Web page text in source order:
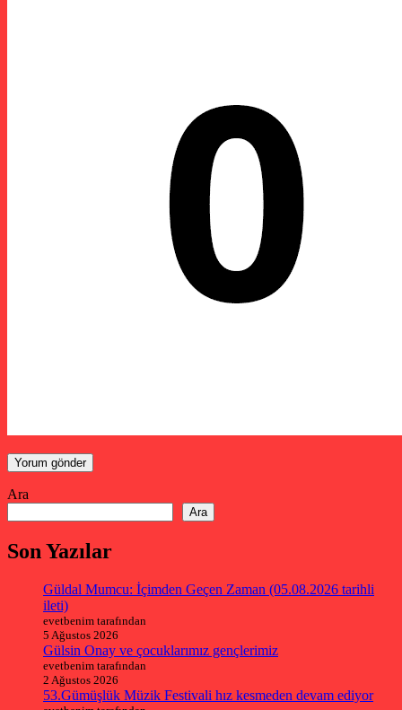
Ara
Ara
Son Yazılar
Güldal Mumcu: İçimden Geçen Zaman (05.08.2026 tarihli
ileti)
evetbenim tarafından
5 Ağustos 2026
Gülsin Onay ve çocuklarımız gençlerimiz
evetbenim tarafından
2 Ağustos 2026
53.Gümüşlük Müzik Festivali hız kesmeden devam ediyor